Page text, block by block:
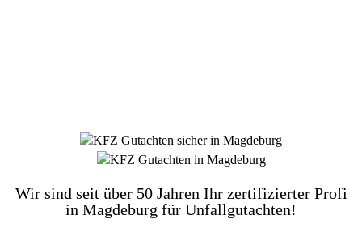
Wir sind seit über 50 Jahren Ihr zertifizierter Profi
in Magdeburg für Unfallgutachten!